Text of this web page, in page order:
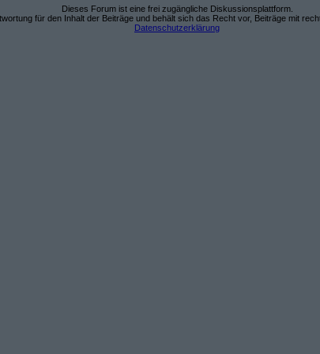
Dieses Forum ist eine frei zugängliche Diskussionsplattform.
für den Inhalt der Beiträge und behält sich das Recht vor, Beiträge mit
Datenschutzerklärung